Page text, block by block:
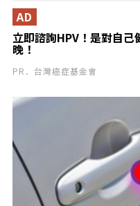
立即諮詢HPV！是對自
晚！
AD
PR．台灣癌症基金會